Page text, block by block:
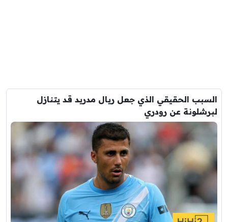
السبب الحقيقي الذي جعل ريال مدريد قد يتنازل
لبرشلونة عن رودري